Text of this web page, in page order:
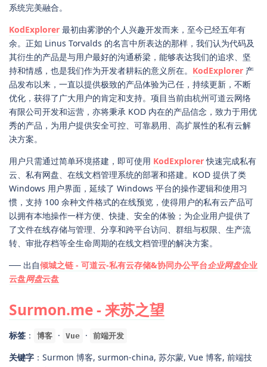
系统完美融合。
KodExplorer 最初由雾渺的个人兴趣开发而来，至今已经五年有
余。正如 Linus Torvalds 的名言中所表达的那样，我们认为代码及
其衍生的产品是与用户最好的沟通桥梁，能够表达我们的追求、坚
持和情感，也是我们作为开发者耕耘的意义所在。 KodExplorer 产
品发布以来，一直以提供极致的产品体验为己任，持续更新，不断
优化，获得了广大用户的肯定和支持。项目当前由杭州可道云网络
有限公司开发和运营，亦将秉承 KOD 内在的产品信念，致力于用优
秀的产品，为用户提供安全可控、可靠易用、高扩展性的私有云解
决方案。
用户只需通过简单环境搭建，即可使用 KodExplorer快速完成私有
云、私有网盘、在线文档管理系统的部署和搭建。KOD 提供了类
Windows 用户界面，延续了 Windows 平台的操作逻辑和使用习
惯，支持 100 余种文件格式的在线预览，使得用户的私有云产品可
以拥有本地操作一样方便、快捷、安全的体验；为企业用户提供了
了文件在线存储与管理、分享和跨平台访问、群组与权限、生产流
转、审批存档等全生命周期的在线文档管理的解决方案。
── 出自倾城之链 - 可道云-私有云存储&协同办公平台企业网盘企业
云盘网盘云盘
Surmon.me - 来苏之望
标签 ： 博客 · Vue · 前端开发
关键字 ：Surmon 博客, surmon-china, 苏尔蒙, Vue 博客, 前端技